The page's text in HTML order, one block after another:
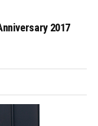
2017